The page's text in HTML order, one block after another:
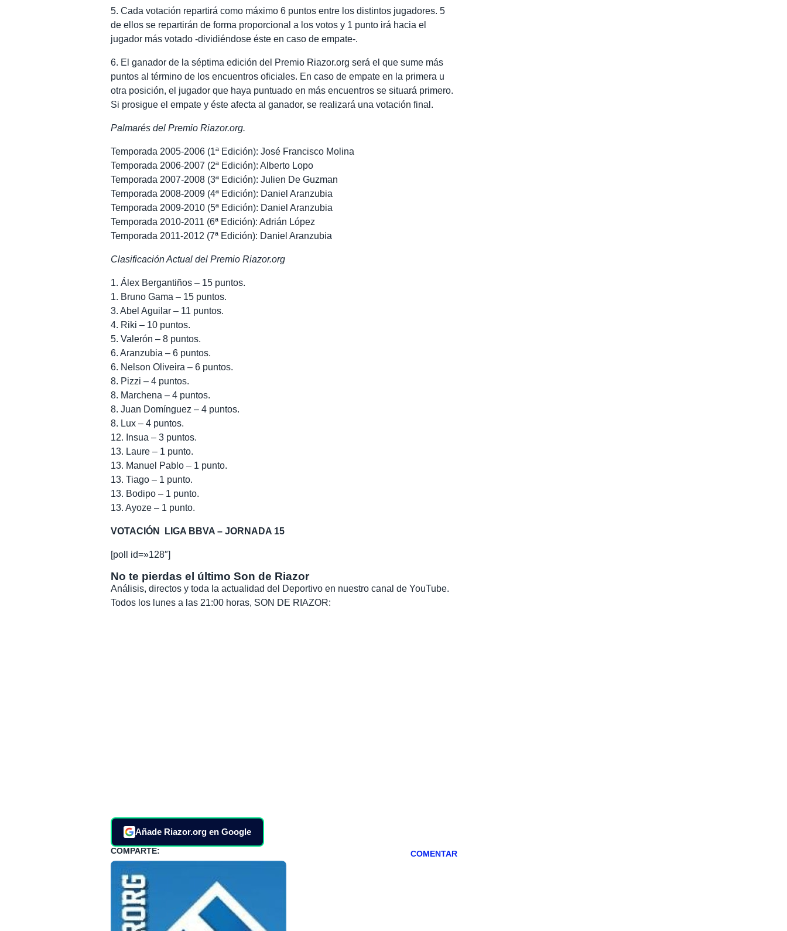
5. Cada votación repartirá como máximo 6 puntos entre los distintos jugadores. 5
de ellos se repartirán de forma proporcional a los votos y 1 punto irá hacia el
jugador más votado -dividiéndose éste en caso de empate-.
6. El ganador de la séptima edición del Premio Riazor.org será el que sume más
puntos al término de los encuentros oficiales. En caso de empate en la primera u
otra posición, el jugador que haya puntuado en más encuentros se situará primero.
Si prosigue el empate y éste afecta al ganador, se realizará una votación final.
Palmarés del Premio Riazor.org.
Temporada 2005-2006 (1ª Edición): José Francisco Molina
Temporada 2006-2007 (2ª Edición): Alberto Lopo
Temporada 2007-2008 (3ª Edición): Julien De Guzman
Temporada 2008-2009 (4ª Edición): Daniel Aranzubia
Temporada 2009-2010 (5ª Edición): Daniel Aranzubia
Temporada 2010-2011 (6ª Edición): Adrián López
Temporada 2011-2012 (7ª Edición): Daniel Aranzubia
Clasificación Actual del Premio Riazor.org
1. Álex Bergantiños – 15 puntos.
1. Bruno Gama – 15 puntos.
3. Abel Aguilar – 11 puntos.
4. Riki – 10 puntos.
5. Valerón – 8 puntos.
6. Aranzubia – 6 puntos.
6. Nelson Oliveira – 6 puntos.
8. Pizzi – 4 puntos.
8. Marchena – 4 puntos.
8. Juan Domínguez – 4 puntos.
8. Lux – 4 puntos.
12. Insua – 3 puntos.
13. Laure – 1 punto.
13. Manuel Pablo – 1 punto.
13. Tiago – 1 punto.
13. Bodipo – 1 punto.
13. Ayoze – 1 punto.
VOTACIÓN LIGA BBVA – JORNADA 15
[poll id=»128″]
No te pierdas el último Son de Riazor
Análisis, directos y toda la actualidad del Deportivo en nuestro canal de YouTube.
Todos los lunes a las 21:00 horas, SON DE RIAZOR:
Añade Riazor.org en Google
COMPARTE: COMENTAR